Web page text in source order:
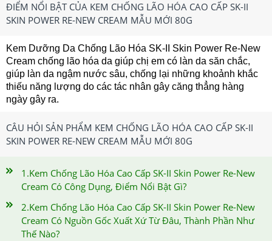
ĐIỂM NỔI BẬT CỦA KEM CHỐNG LÃO HÓA CAO CẤP SK-II
SKIN POWER RE-NEW CREAM MẪU MỚI 80G
Kem Dưỡng Da Chống Lão Hóa SK-II Skin Power Re-New
Cream chống lão hóa da giúp chị em có làn da săn chắc,
giúp làn da ngậm nước sâu, chống lại những khoảnh khắc
thiếu năng lượng do các tác nhân gây căng thẳng hàng
ngày gây ra.
CÂU HỎI SẢN PHẨM KEM CHỐNG LÃO HÓA CAO CẤP SK-II
SKIN POWER RE-NEW CREAM MẪU MỚI 80G
1.Kem Chống Lão Hóa Cao Cấp SK-II Skin Power Re-New
Cream Có Công Dụng, Điểm Nổi Bật Gì?
2.Kem Chống Lão Hóa Cao Cấp SK-II Skin Power Re-New
Cream Có Nguồn Gốc Xuất Xứ Từ Đâu, Thành Phần Như
Thế Nào?